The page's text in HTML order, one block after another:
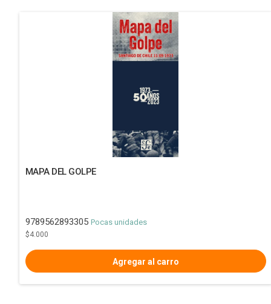
MAPA DEL GOLPE
9789562893305 Pocas unidades
$4.000